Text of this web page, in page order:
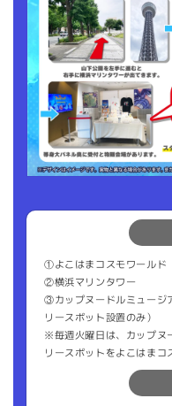
①よこはまコスモワールド
②横浜マリンタワー
③カップヌードルミュージ
リースポット設置のみ）
※毎週火曜日は、カップヌ
リースポットをよこはまコ